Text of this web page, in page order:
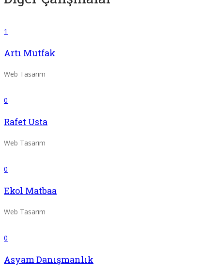
1
Artı Mutfak
Web Tasarım
0
Rafet Usta
Web Tasarım
0
Ekol Matbaa
Web Tasarım
0
Asyam Danışmanlık